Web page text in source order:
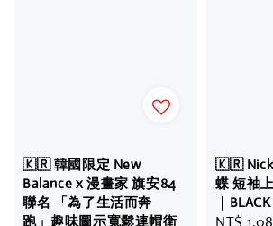
🇰🇷 韓國限定 New
Balance x 漫畫家 旗安84
聯名 「為了生活而奔
跑」趣味圖示寬鬆連帽衛
🇰🇷 Nick
蝶 短袖
｜
Sale
NT$